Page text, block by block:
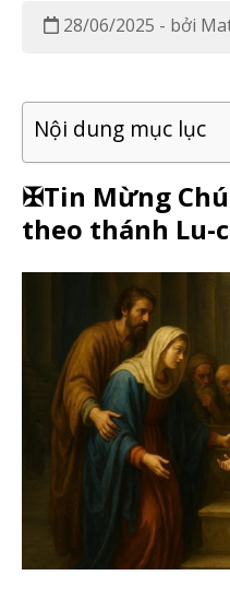
28/06/2025 - bởi
Nội dung mục lục
✠Tin Mừng
theo thánh Lu-